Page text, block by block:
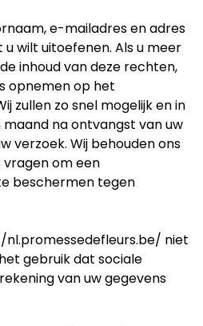
e-mailadres en adres
wilt uitoefenen. Als u meer
inhoud van deze rechten,
opnemen op het
zullen zo snel mogelijk en in
na ontvangst van uw
verzoek. Wij behouden ons
om een
beschermen tegen
niet
gebruik dat sociale
van uw gegevens